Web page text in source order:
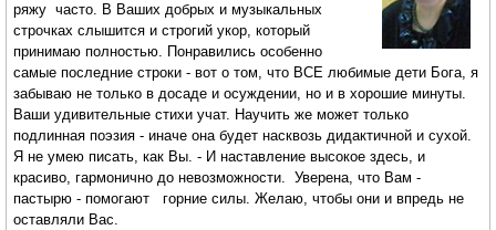
ряжу часто. В Ваших добрых и музыкальных
строчках слышится и строгий укор, который
принимаю полностью. Понравились особенно
самые последние строки - вот о том, что ВСЕ любимые дети Бога, я
забываю не только в досаде и осуждении, но и в хорошие минуты.
Ваши удивительные стихи учат. Научить же может только
подлинная поэзия - иначе она будет насквозь дидактичной и сухой.
Я не умею писать, как Вы. - И наставление высокое здесь, и
красиво, гармонично до невозможности. Уверена, что Вам -
пастырю - помогают горние силы. Желаю, чтобы они и впредь не
оставляли Вас.